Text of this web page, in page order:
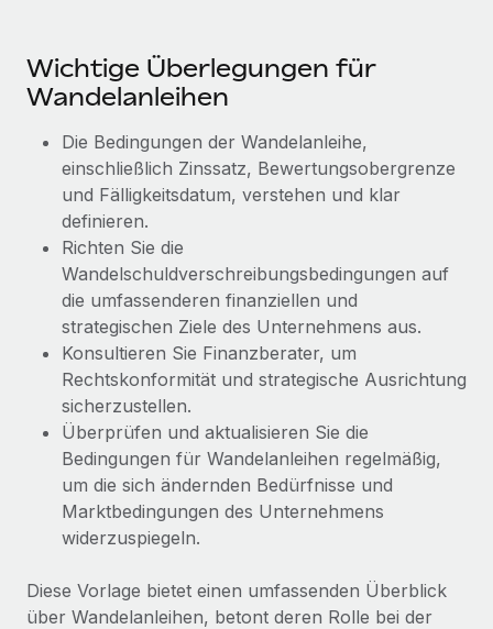
Plus
Auch im neuen Jahr wollen wir bei Remote Unternehmen
Mehr erfahren
Wie Phiture 55 Mitarbeiter:innen in 19 Ländern
mit Remote verwaltet
Phiture ist der unumstrittene Marktführer im Bereich der
Wachstumsberatung für mobile Apps. Das...
Mehr erfahren
Wichtige Überlegungen für
Wandelanleihen
Die Bedingungen der Wandelanleihe,
einschließlich Zinssatz, Bewertungsobergrenze
und Fälligkeitsdatum, verstehen und klar
definieren.
Richten Sie die
Wandelschuldverschreibungsbedingungen auf
die umfassenderen finanziellen und
strategischen Ziele des Unternehmens aus.
Konsultieren Sie Finanzberater, um
Rechtskonformität und strategische Ausrichtung
sicherzustellen.
Überprüfen und aktualisieren Sie die
Bedingungen für Wandelanleihen regelmäßig,
um die sich ändernden Bedürfnisse und
Marktbedingungen des Unternehmens
widerzuspiegeln.
Diese Vorlage bietet einen umfassenden Überblick
über Wandelanleihen, betont deren Rolle bei der